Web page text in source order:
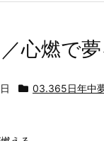
心燃で
03.365日年中